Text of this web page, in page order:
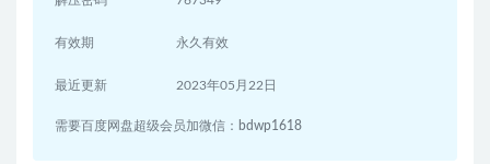
有效期 永久有效
最近更新 2023年05月22日
需要百度网盘超级会员加微信：bdwp1618